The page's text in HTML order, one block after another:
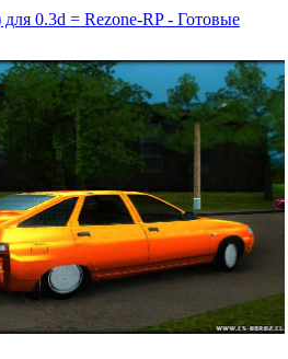
0.3d = Rezone-RP - Готовые